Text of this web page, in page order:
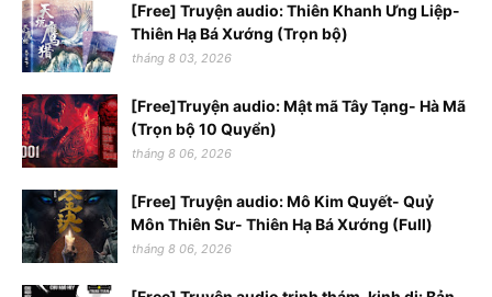
[Free] Truyện audio: Thiên Khanh Ưng Liệp-
Thiên Hạ Bá Xướng (Trọn bộ)
tháng 8 03, 2026
[Free]Truyện audio: Mật mã Tây Tạng- Hà Mã
(Trọn bộ 10 Quyển)
tháng 8 06, 2026
[Free] Truyện audio: Mô Kim Quyết- Quỷ
Môn Thiên Sư- Thiên Hạ Bá Xướng (Full)
tháng 8 06, 2026